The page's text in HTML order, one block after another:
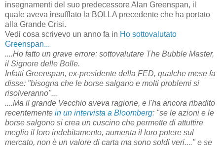
insegnamenti del suo predecessore Alan Greenspan, il
quale aveva insufflato la BOLLA precedente che ha portato
alla Grande Crisi.
Vedi cosa scrivevo un anno fa in Ho sottovalutato
Greenspan...
....Ho fatto un grave errore: sottovalutare The Bubble Master,
il Signore delle Bolle.
Infatti Greenspan, ex-presidente della FED, qualche mese fa
disse: "bisogna che le borse salgano e molti problemi si
risolveranno"...
....Ma il grande Vecchio aveva ragione, e l'ha ancora ribadito
recentemente in un intervista a Bloomberg: "se le azioni e le
borse salgono si crea un cuscino che permette di attuttire
meglio il loro indebitamento, aumenta il loro potere sul
mercato, non è un valore di carta ma sono soldi veri...." e se